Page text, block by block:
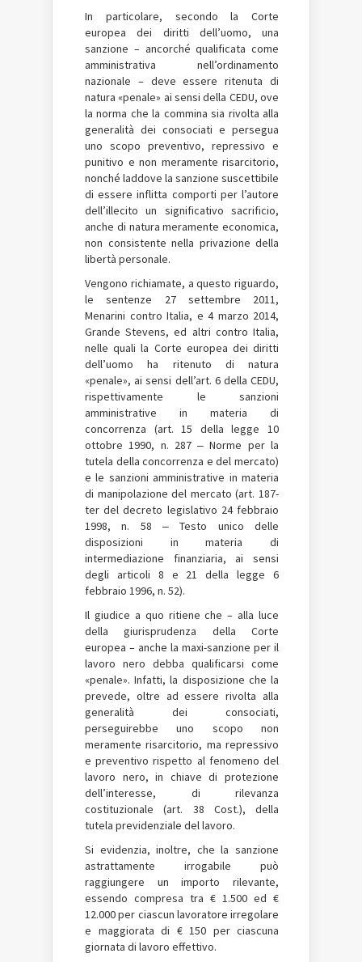
In particolare, secondo la Corte
europea dei diritti dell’uomo, una
sanzione – ancorché qualificata come
amministrativa nell’ordinamento
nazionale – deve essere ritenuta di
natura «penale» ai sensi della CEDU, ove
la norma che la commina sia rivolta alla
generalità dei consociati e persegua
uno scopo preventivo, repressivo e
punitivo e non meramente risarcitorio,
nonché laddove la sanzione suscettibile
di essere inflitta comporti per l’autore
dell’illecito un significativo sacrificio,
anche di natura meramente economica,
non consistente nella privazione della
libertà personale.
Vengono richiamate, a questo riguardo,
le sentenze 27 settembre 2011,
Menarini contro Italia, e 4 marzo 2014,
Grande Stevens, ed altri contro Italia,
nelle quali la Corte europea dei diritti
dell’uomo ha ritenuto di natura
«penale», ai sensi dell’art. 6 della CEDU,
rispettivamente le sanzioni
amministrative in materia di
concorrenza (art. 15 della legge 10
ottobre 1990, n. 287 ‒ Norme per la
tutela della concorrenza e del mercato)
e le sanzioni amministrative in materia
di manipolazione del mercato (art. 187-
ter del decreto legislativo 24 febbraio
1998, n. 58 ‒ Testo unico delle
disposizioni in materia di
intermediazione finanziaria, ai sensi
degli articoli 8 e 21 della legge 6
febbraio 1996, n. 52).
Il giudice a quo ritiene che – alla luce
della giurisprudenza della Corte
europea – anche la maxi-sanzione per il
lavoro nero debba qualificarsi come
«penale». Infatti, la disposizione che la
prevede, oltre ad essere rivolta alla
generalità dei consociati,
perseguirebbe uno scopo non
meramente risarcitorio, ma repressivo
e preventivo rispetto al fenomeno del
lavoro nero, in chiave di protezione
dell’interesse, di rilevanza
costituzionale (art. 38 Cost.), della
tutela previdenziale del lavoro.
Si evidenzia, inoltre, che la sanzione
astrattamente irrogabile può
raggiungere un importo rilevante,
essendo compresa tra € 1.500 ed €
12.000 per ciascun lavoratore irregolare
e maggiorata di € 150 per ciascuna
giornata di lavoro effettivo.